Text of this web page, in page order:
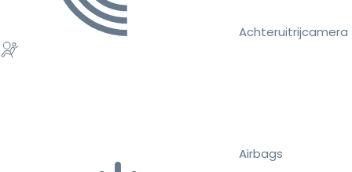
Achteruitrijcamera
Airbags